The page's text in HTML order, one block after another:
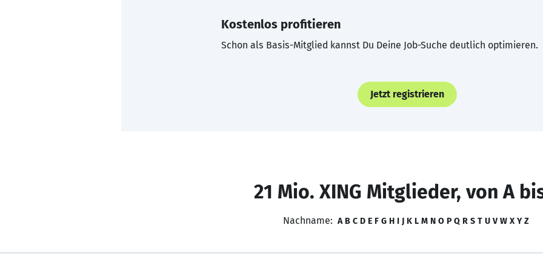
Kostenlos profitieren
Schon als Basis-Mitglied kannst Du Deine Job-Suche deutlich optimieren.
Jetzt registrieren
21 Mio. XING Mitglieder, von A
Nachname: A B C D E F G H I J K L M N O P Q R S T U V W X Y Z